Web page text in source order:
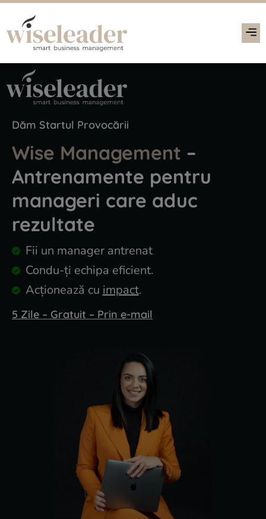
Dăm Startul Provocării
Wise Management –
Antrenamente pentru
manageri care aduc
rezultate
Fii un manager antrenat
Condu-ți echipa eficient.
Acționează cu impact.
5 Zile – Gratuit – Prin e-mail